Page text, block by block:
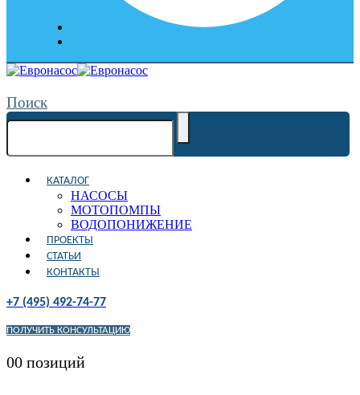
Поиск
КАТАЛОГ
НАСОСЫ
МОТОПОМПЫ
ВОДОПОНИЖЕНИЕ
ПРОЕКТЫ
СТАТЬИ
КОНТАКТЫ
+7 (495) 492-74-77
ПОЛУЧИТЬ КОНСУЛЬТАЦИЮ
00 позиций